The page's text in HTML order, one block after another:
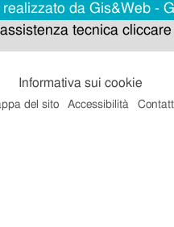
realizzato da Gis&Web -
tecnica
Informativa sui cookie
del sito Accessibilità